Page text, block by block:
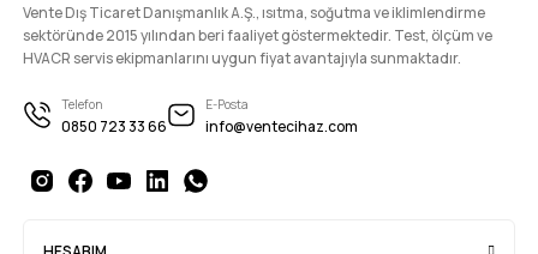
Vente Dış Ticaret Danışmanlık A.Ş., ısıtma, soğutma ve iklimlendirme
sektöründe 2015 yılından beri faaliyet göstermektedir. Test, ölçüm ve
HVACR servis ekipmanlarını uygun fiyat avantajıyla sunmaktadır.
Telefon
0850 723 33 66
E-Posta
info@ventecihaz.com